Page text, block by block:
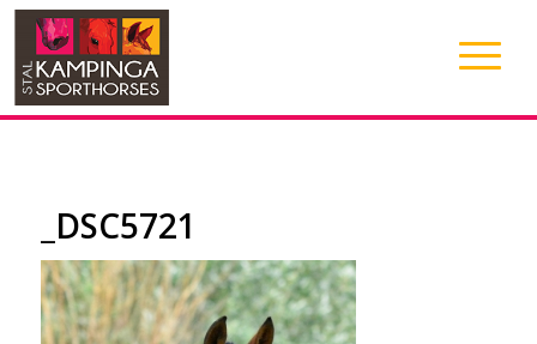
_DSC5721